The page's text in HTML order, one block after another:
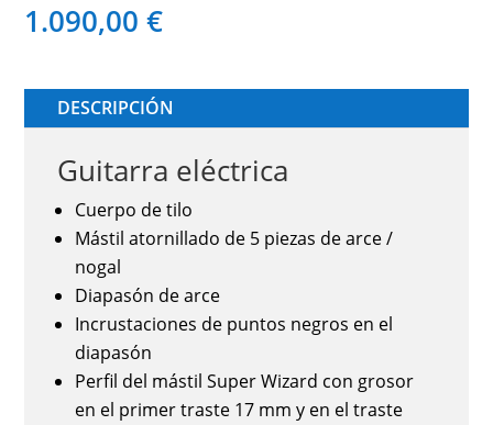
1.090,00€
DESCRIPCIÓN
Guitarra eléctrica
Cuerpo de tilo
Mástil atornillado de 5 piezas de arce /
nogal
Diapasón de arce
Incrustaciones de puntos negros en el
diapasón
Perfil del mástil Super Wizard con grosor
en el primer traste 17 mm y en el traste